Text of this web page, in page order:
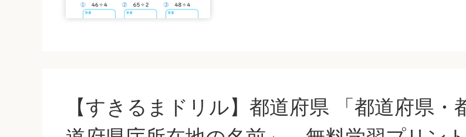
【すきるまドリル】都道府県 「都道府県・